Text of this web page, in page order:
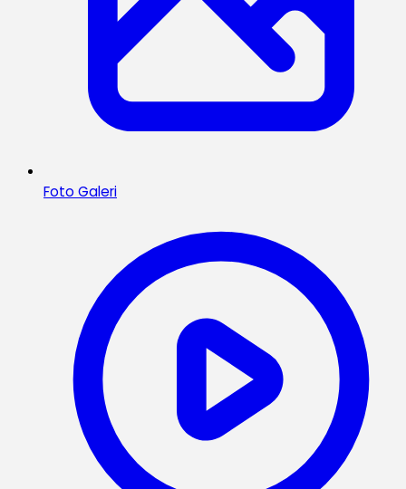
Foto Galeri